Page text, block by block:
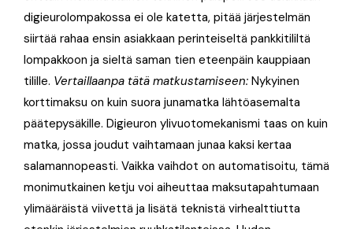
digieurolompakossa ei ole katetta, pitää järjestelmän
siirtää rahaa ensin asiakkaan perinteiseltä pankkitililtä
lompakkoon ja sieltä saman tien eteenpäin kauppiaan
tilille. Vertaillaanpa tätä matkustamiseen: Nykyinen
korttimaksu on kuin suora junamatka lähtöasemalta
päätepysäkille. Digieuron ylivuotomekanismi taas on kuin
matka, jossa joudut vaihtamaan junaa kaksi kertaa
salamannopeasti. Vaikka vaihdot on automatisoitu, tämä
monimutkainen ketju voi aiheuttaa maksutapahtumaan
ylimääräistä viivettä ja lisätä teknistä virhealttiutta